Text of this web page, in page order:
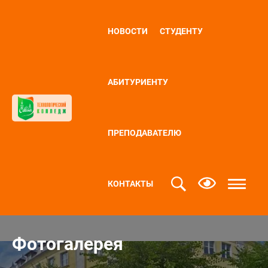
НОВОСТИ СТУДЕНТУ
АБИТУРИЕНТУ
ПРЕПОДАВАТЕЛЮ
КОНТАКТЫ
Фотогалерея